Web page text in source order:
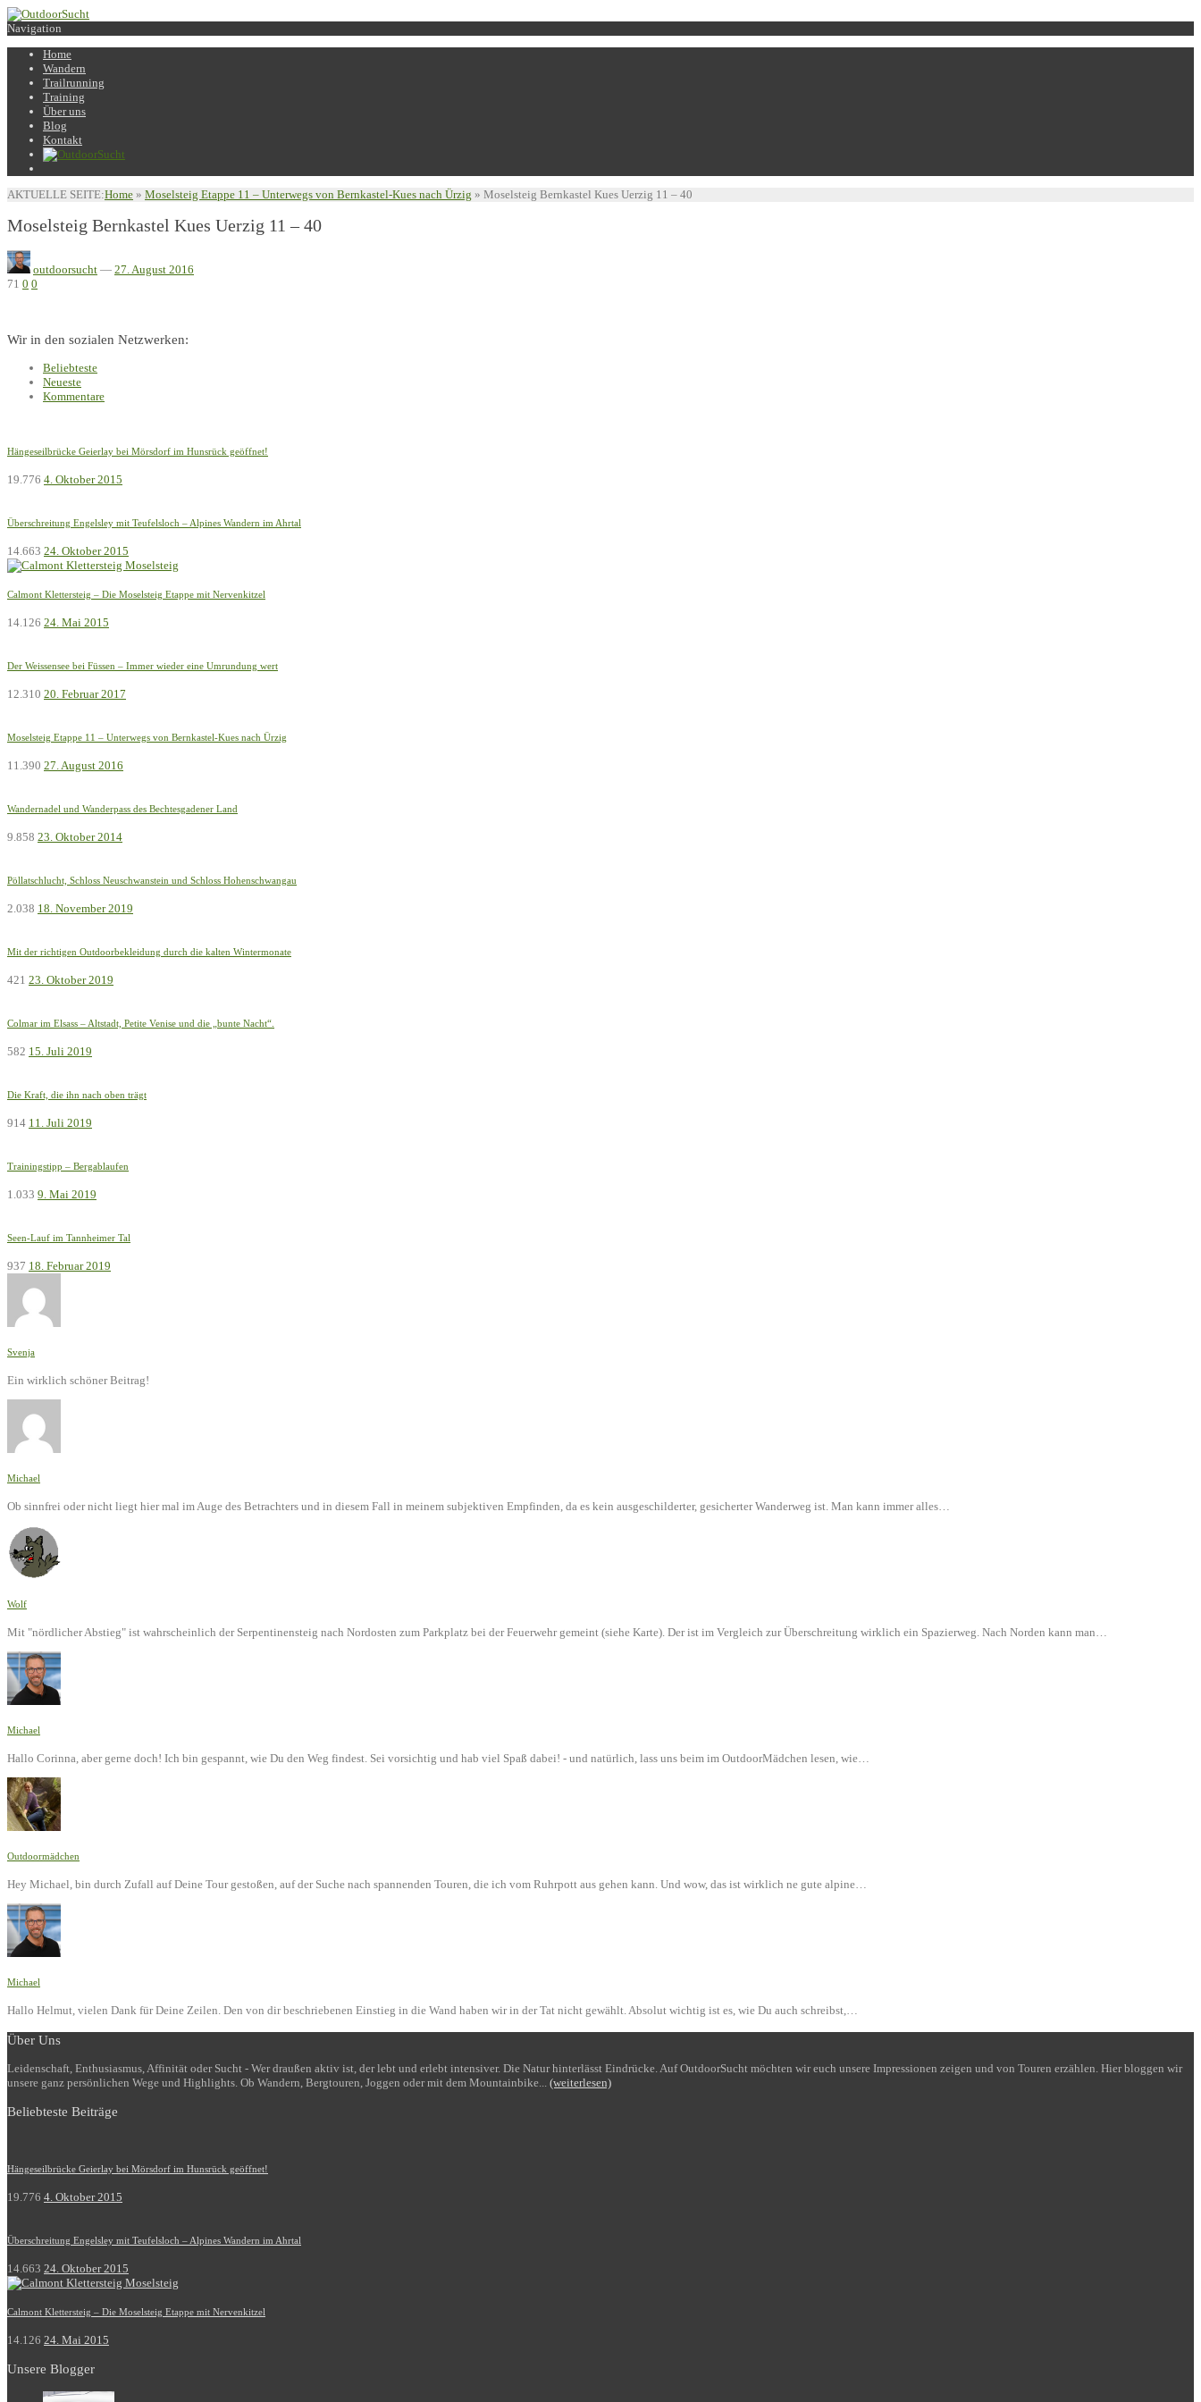
Navigation
Home
Wandern
Trailrunning
Training
Über uns
Blog
Kontakt
AKTUELLE SEITE:Home » Moselsteig Etappe 11 – Unterwegs von Bernkastel-Kues nach Ürzig » Moselsteig Bernkastel Kues Uerzig 11 – 40
Moselsteig Bernkastel Kues Uerzig 11 – 40
outdoorsucht — 27. August 2016
71 0 0
Wir in den sozialen Netzwerken:
Beliebteste
Neueste
Kommentare
Hängeseilbrücke Geierlay bei Mörsdorf im Hunsrück geöffnet!
19.776 4. Oktober 2015
Überschreitung Engelsley mit Teufelsloch – Alpines Wandern im Ahrtal
14.663 24. Oktober 2015
Calmont Klettersteig – Die Moselsteig Etappe mit Nervenkitzel
14.126 24. Mai 2015
Der Weissensee bei Füssen – Immer wieder eine Umrundung wert
12.310 20. Februar 2017
Moselsteig Etappe 11 – Unterwegs von Bernkastel-Kues nach Ürzig
11.390 27. August 2016
Wandernadel und Wanderpass des Bechtesgadener Land
9.858 23. Oktober 2014
Pöllatschlucht, Schloss Neuschwanstein und Schloss Hohenschwangau
2.038 18. November 2019
Mit der richtigen Outdoorbekleidung durch die kalten Wintermonate
421 23. Oktober 2019
Colmar im Elsass – Altstadt, Petite Venise und die „bunte Nacht“.
582 15. Juli 2019
Die Kraft, die ihn nach oben trägt
914 11. Juli 2019
Trainingstipp – Bergablaufen
1.033 9. Mai 2019
Seen-Lauf im Tannheimer Tal
937 18. Februar 2019
Svenja
Ein wirklich schöner Beitrag!
Michael
Ob sinnfrei oder nicht liegt hier mal im Auge des Betrachters und in diesem Fall in meinem subjektiven Empfinden, da es kein ausgeschilderter, gesicherter Wanderweg ist. Man kann immer alles…
Wolf
Mit "nördlicher Abstieg" ist wahrscheinlich der Serpentinensteig nach Nordosten zum Parkplatz bei der Feuerwehr gemeint (siehe Karte). Der ist im Vergleich zur Überschreitung wirklich ein Spazierweg. Nach Norden kann man…
Michael
Hallo Corinna, aber gerne doch! Ich bin gespannt, wie Du den Weg findest. Sei vorsichtig und hab viel Spaß dabei! - und natürlich, lass uns beim im OutdoorMädchen lesen, wie…
Outdoormädchen
Hey Michael, bin durch Zufall auf Deine Tour gestoßen, auf der Suche nach spannenden Touren, die ich vom Ruhrpott aus gehen kann. Und wow, das ist wirklich ne gute alpine…
Michael
Hallo Helmut, vielen Dank für Deine Zeilen. Den von dir beschriebenen Einstieg in die Wand haben wir in der Tat nicht gewählt. Absolut wichtig ist es, wie Du auch schreibst,…
Über Uns
Leidenschaft, Enthusiasmus, Affinität oder Sucht - Wer draußen aktiv ist, der lebt und erlebt intensiver. Die Natur hinterlässt Eindrücke. Auf OutdoorSucht möchten wir euch unsere Impressionen zeigen und von Touren erzählen. Hier bloggen wir
unsere ganz persönlichen Wege und Highlights. Ob Wandern, Bergtouren, Joggen oder mit dem Mountainbike... (weiterlesen)
Beliebteste Beiträge
Hängeseilbrücke Geierlay bei Mörsdorf im Hunsrück geöffnet!
19.776 4. Oktober 2015
Überschreitung Engelsley mit Teufelsloch – Alpines Wandern im Ahrtal
14.663 24. Oktober 2015
Calmont Klettersteig – Die Moselsteig Etappe mit Nervenkitzel
14.126 24. Mai 2015
Unsere Blogger